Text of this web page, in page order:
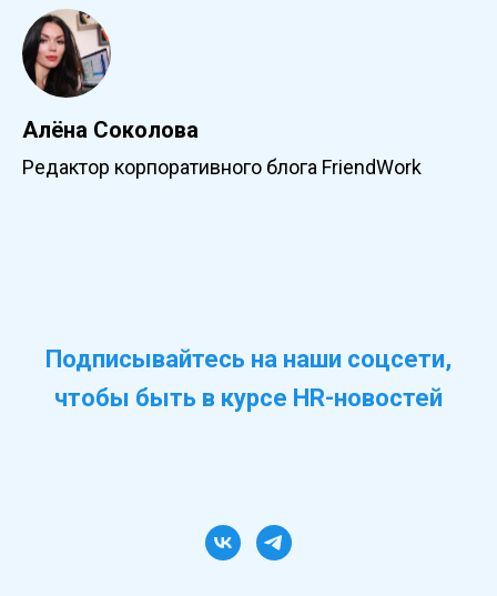
Алёна Соколова
Редактор корпоративного блога FriendWork
Подписывайтесь на наши соцсети,
чтобы быть в курсе HR-новостей